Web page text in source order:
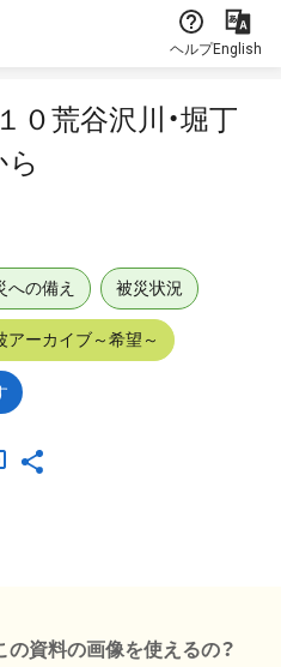
ヘルプEnglish
０荒谷沢川・堀丁
ら
への備え 被災状況
アーカイブ～希望～
の資料の画像を使えるの？